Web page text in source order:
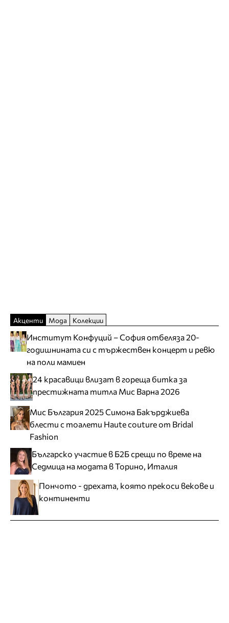
Акценти Мода Колекции
Институт Конфуций – София отбеляза 20-
годишнината си с тържествен концерт и ревю
на поли мамиен
24 красавици влизат в гореща битка за
престижната титла Мис Варна 2026
Мис България 2025 Симона Бакърджиева
блести с тоалети Haute couture от Bridal
Fashion
Българско участие в Б2Б срещи по време на
Седмица на модата в Торино, Италия
Пончото - дрехата, която прекоси векове и
континенти